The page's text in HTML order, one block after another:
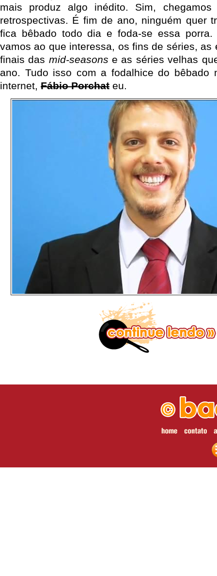
mais produz algo inédito. Sim,
retrospectivas. É fim de ano, ninguém quer
fica bêbado todo dia e foda-se essa porra.
vamos ao que interessa, os fins de séries, as
finais das mid-seasons e as séries velhas
ano. Tudo isso com a fodalhice do bêbado
internet, Fábio Porchat eu.